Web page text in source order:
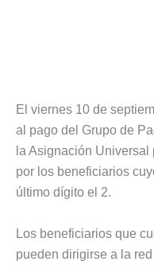
El viernes 10 de
al pago del Grupo de
la Asignación
por los beneficiarios
último dígito el 2.
Los beneficiarios que
pueden dirigirse a la